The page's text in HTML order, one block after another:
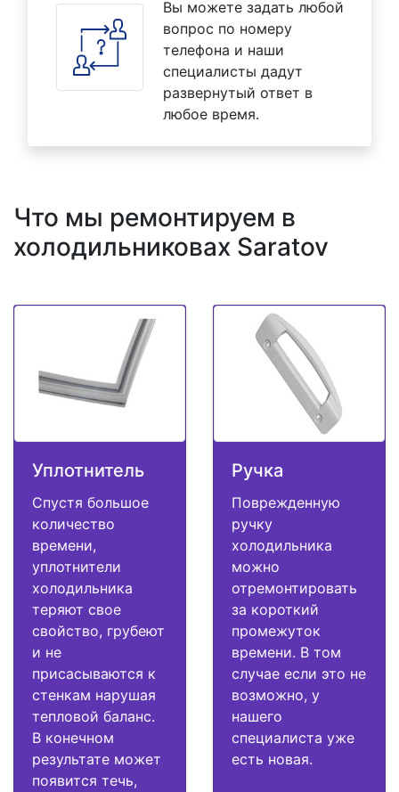
Вы можете задать любой
вопрос по номеру
телефона и наши
специалисты дадут
развернутый ответ в
любое время.
Что мы ремонтируем в
холодильниковах Saratov
Уплотнитель
Спустя большое
количество
времени,
уплотнители
холодильника
теряют свое
свойство, грубеют
и не
присасываются к
стенкам нарушая
тепловой баланс.
В конечном
результате может
появится течь,
Ручка
Поврежденную
ручку
холодильника
можно
отремонтировать
за короткий
промежуток
времени. В том
случае если это не
возможно, у
нашего
специалиста уже
есть новая.